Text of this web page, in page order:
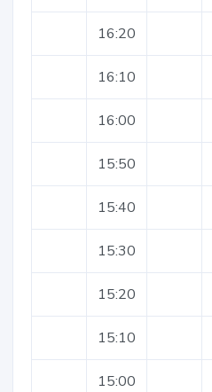
16:20
16:10
16:00
15:50
15:40
15:30
15:20
15:10
15:00